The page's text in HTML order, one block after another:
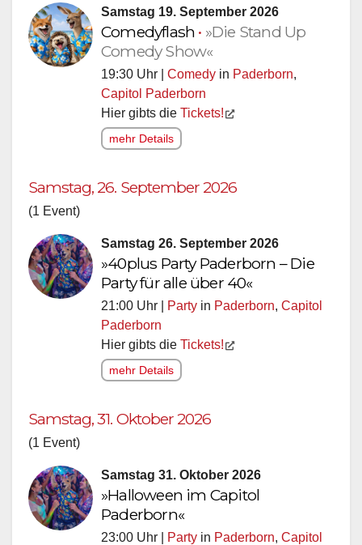
Samstag 19. September 2026
Comedyflash • »Die Stand Up
Comedy Show«
19:30 Uhr | Comedy in Paderborn,
Capitol Paderborn
Hier gibts die Tickets!
mehr Details
Samstag, 26. September 2026
(1 Event)
Samstag 26. September 2026
»40plus Party Paderborn – Die
Party für alle über 40«
21:00 Uhr | Party in Paderborn, Capitol
Paderborn
Hier gibts die Tickets!
mehr Details
Samstag, 31. Oktober 2026
(1 Event)
Samstag 31. Oktober 2026
»Halloween im Capitol
Paderborn«
23:00 Uhr | Party in Paderborn, Capitol